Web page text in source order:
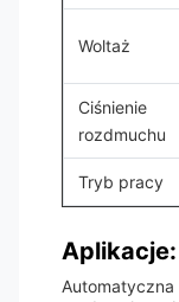
Woltaż
Ciśnienie
rozdmuchu
Tryb pracy
Aplikacje:
Automatyczna